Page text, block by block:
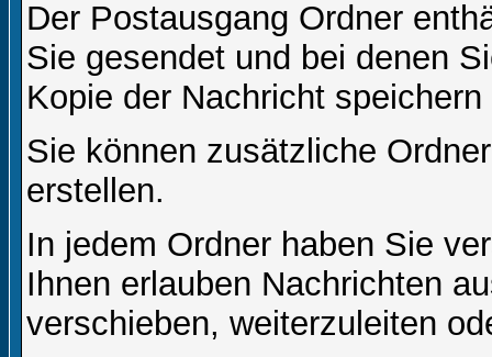
Der Postausgang Ordner
Sie gesendet und bei denen
Kopie der Nachricht
Sie können zusätzliche
erstellen.
In jedem Ordner haben Sie
Ihnen erlauben Nachrichten
verschieben, weiterzuleiten